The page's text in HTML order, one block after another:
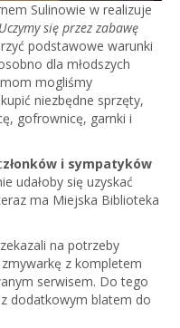
Sulinowie w realizuje
Uczymy się przez zabawę
podstawowe warunki
dla młodszych
mogliśmy
niezbędne sprzęty,
gofrownicę, garnki i
złonków i sympatyków
udałoby się uzyskać
ma Miejska Biblioteka
na potrzeby
z kompletem
serwisem. Do tego
dodatkowym blatem do